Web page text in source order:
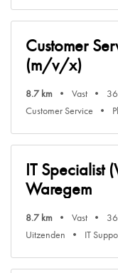
Customer
(m/v/x)
8.7 km Vast
Customer Service
IT Specialist
Waregem
8.7 km Vast
Uitzenden
IT